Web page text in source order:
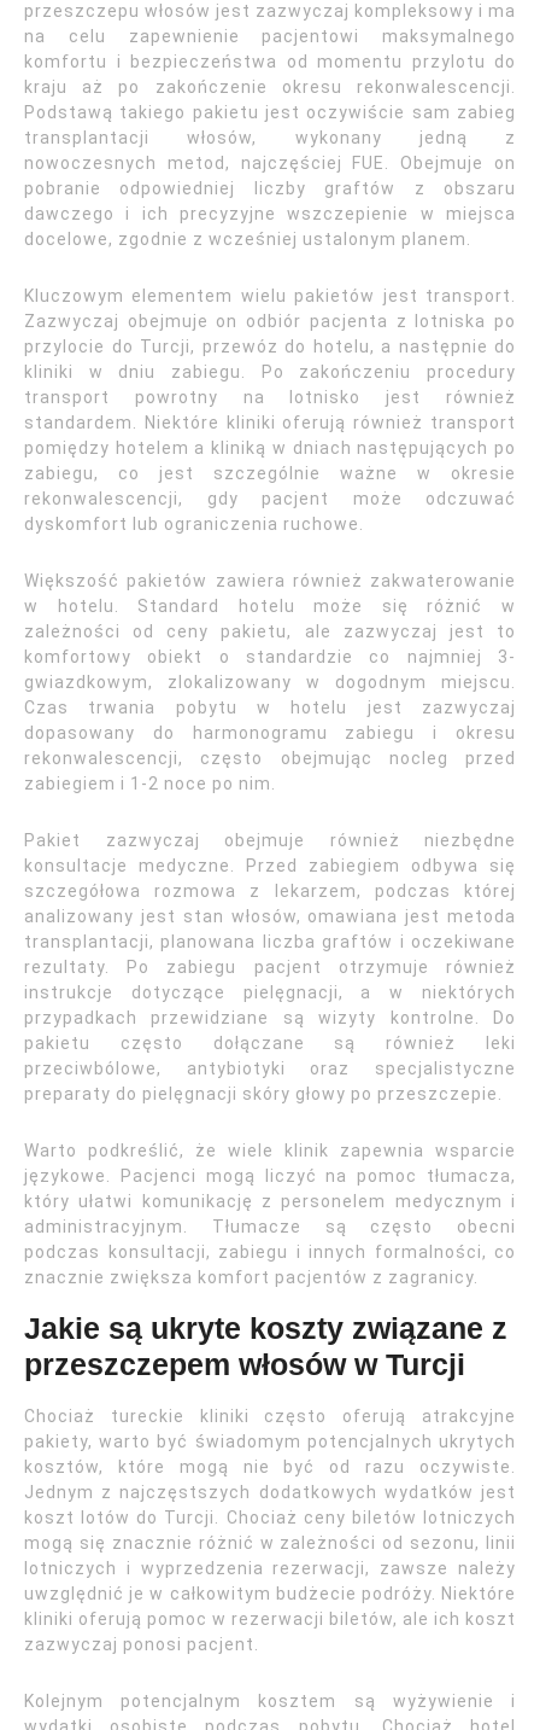
przeszczepu włosów jest zazwyczaj kompleksowy i ma
na celu zapewnienie pacjentowi maksymalnego
komfortu i bezpieczeństwa od momentu przylotu do
kraju aż po zakończenie okresu rekonwalescencji.
Podstawą takiego pakietu jest oczywiście sam zabieg
transplantacji włosów, wykonany jedną z
nowoczesnych metod, najczęściej FUE. Obejmuje on
pobranie odpowiedniej liczby graftów z obszaru
dawczego i ich precyzyjne wszczepienie w miejsca
docelowe, zgodnie z wcześniej ustalonym planem.
Kluczowym elementem wielu pakietów jest transport.
Zazwyczaj obejmuje on odbiór pacjenta z lotniska po
przylocie do Turcji, przewóz do hotelu, a następnie do
kliniki w dniu zabiegu. Po zakończeniu procedury
transport powrotny na lotnisko jest również
standardem. Niektóre kliniki oferują również transport
pomiędzy hotelem a kliniką w dniach następujących po
zabiegu, co jest szczególnie ważne w okresie
rekonwalescencji, gdy pacjent może odczuwać
dyskomfort lub ograniczenia ruchowe.
Większość pakietów zawiera również zakwaterowanie
w hotelu. Standard hotelu może się różnić w
zależności od ceny pakietu, ale zazwyczaj jest to
komfortowy obiekt o standardzie co najmniej 3-
gwiazdkowym, zlokalizowany w dogodnym miejscu.
Czas trwania pobytu w hotelu jest zazwyczaj
dopasowany do harmonogramu zabiegu i okresu
rekonwalescencji, często obejmując nocleg przed
zabiegiem i 1-2 noce po nim.
Pakiet zazwyczaj obejmuje również niezbędne
konsultacje medyczne. Przed zabiegiem odbywa się
szczegółowa rozmowa z lekarzem, podczas której
analizowany jest stan włosów, omawiana jest metoda
transplantacji, planowana liczba graftów i oczekiwane
rezultaty. Po zabiegu pacjent otrzymuje również
instrukcje dotyczące pielęgnacji, a w niektórych
przypadkach przewidziane są wizyty kontrolne. Do
pakietu często dołączane są również leki
przeciwbólowe, antybiotyki oraz specjalistyczne
preparaty do pielęgnacji skóry głowy po przeszczepie.
Warto podkreślić, że wiele klinik zapewnia wsparcie
językowe. Pacjenci mogą liczyć na pomoc tłumacza,
który ułatwi komunikację z personelem medycznym i
administracyjnym. Tłumacze są często obecni
podczas konsultacji, zabiegu i innych formalności, co
znacznie zwiększa komfort pacjentów z zagranicy.
Jakie są ukryte koszty związane z
przeszczepem włosów w Turcji
Chociaż tureckie kliniki często oferują atrakcyjne
pakiety, warto być świadomym potencjalnych ukrytych
kosztów, które mogą nie być od razu oczywiste.
Jednym z najczęstszych dodatkowych wydatków jest
koszt lotów do Turcji. Chociaż ceny biletów lotniczych
mogą się znacznie różnić w zależności od sezonu, linii
lotniczych i wyprzedzenia rezerwacji, zawsze należy
uwzględnić je w całkowitym budżecie podróży. Niektóre
kliniki oferują pomoc w rezerwacji biletów, ale ich koszt
zazwyczaj ponosi pacjent.
Kolejnym potencjalnym kosztem są wyżywienie i